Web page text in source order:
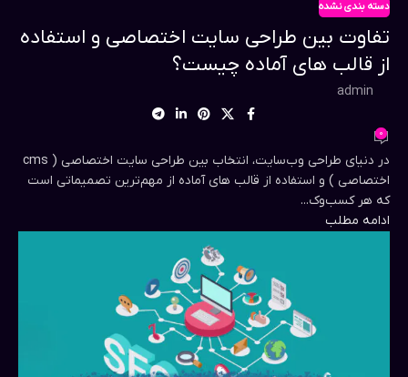
دسته بندی نشده
تفاوت بین طراحی سایت اختصاصی و استفاده
از قالب های آماده چیست؟
admin
0
در دنیای طراحی وب‌سایت، انتخاب بین طراحی سایت اختصاصی ( cms
اختصاصی ) و استفاده از قالب های آماده از مهم‌ترین تصمیماتی است
که هر کسب‌وک...
ادامه مطلب